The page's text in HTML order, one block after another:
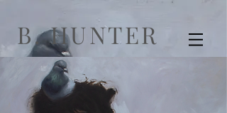
B. HUNTER